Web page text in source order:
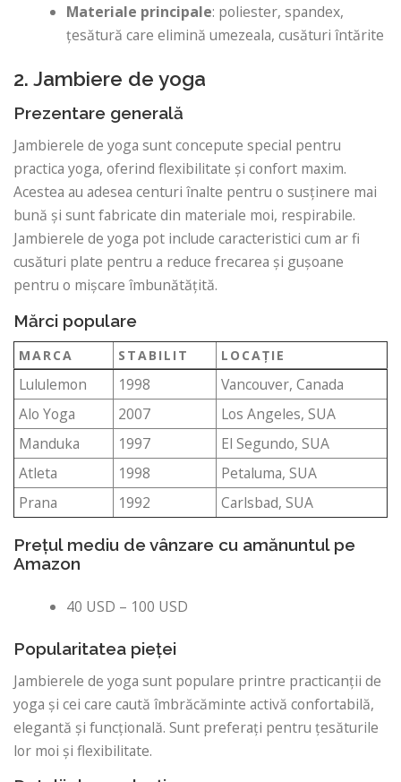
Materiale principale: poliester, spandex,
țesătură care elimină umezeala, cusături întărite
2. Jambiere de yoga
Prezentare generală
Jambierele de yoga sunt concepute special pentru
practica yoga, oferind flexibilitate și confort maxim.
Acestea au adesea centuri înalte pentru o susținere mai
bună și sunt fabricate din materiale moi, respirabile.
Jambierele de yoga pot include caracteristici cum ar fi
cusături plate pentru a reduce frecarea și gușoane
pentru o mișcare îmbunătățită.
Mărci populare
MARCA STABILIT LOCAŢIE
Lululemon 1998
Vancouver, Canada
Alo Yoga
2007
Los Angeles, SUA
Manduka
1997
El Segundo, SUA
Atleta
1998
Petaluma, SUA
Prana
1992 Carlsbad, SUA
Prețul mediu de vânzare cu amănuntul pe
Amazon
40 USD – 100 USD
Popularitatea pieței
Jambierele de yoga sunt populare printre practicanții de
yoga și cei care caută îmbrăcăminte activă confortabilă,
elegantă și funcțională. Sunt preferați pentru țesăturile
lor moi și flexibilitate.